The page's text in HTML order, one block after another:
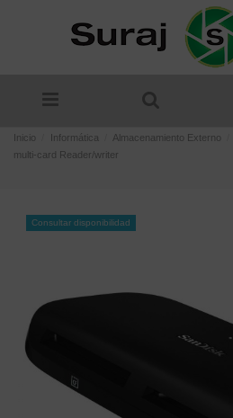
Inicio Informática Almacenamiento Externo
multi-card Reader/writer
Consultar disponibilidad